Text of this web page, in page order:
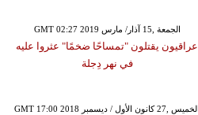
GMT 02:27 2019 الجمعة ,15 آذار/ مارس
عراقيون يقتلون "تمساحًا ضخمًا" عثروا عليه
في نهر دِجلة
GMT 17:00 2018 الخميس ,27 كانون الأول / ديسمبر